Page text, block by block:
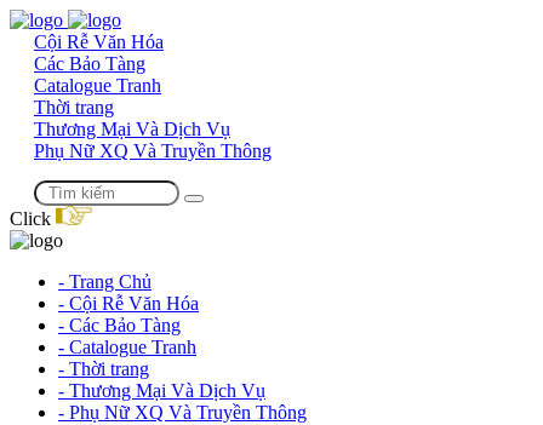
Cội Rễ Văn Hóa
Các Bảo Tàng
Catalogue Tranh
Thời trang
Thương Mại Và Dịch Vụ
Phụ Nữ XQ Và Truyền Thông
Click
- Trang Chủ
- Cội Rễ Văn Hóa
- Các Bảo Tàng
- Catalogue Tranh
- Thời trang
- Thương Mại Và Dịch Vụ
- Phụ Nữ XQ Và Truyền Thông